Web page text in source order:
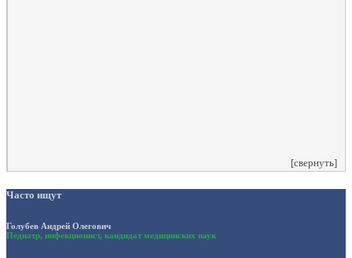
[свернуть]
Часто ищут
Голубев Андрей Олегович
Педиатр, инфекционист, кандидат медицинских наук